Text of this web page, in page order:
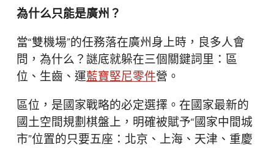
為什么只能是廣州？
當“雙機場”的任務落在廣州身上時，良多人會
問，為什么？謎底就躲在三個關鍵詞里：區
位、生齒、運藍寶堅尼零件營。
區位，是國家戰略的必定選擇。在國家最新的
國土空間規劃棋盤上，明確被賦予“國家中間城
市”位置的只要五座：北京、上海、天津、重慶